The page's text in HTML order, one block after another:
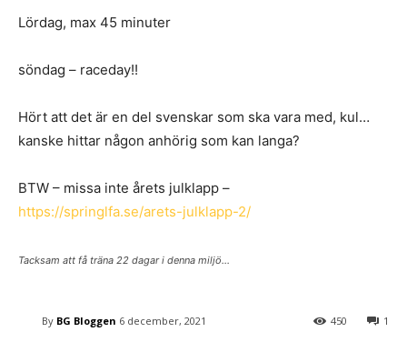
Lördag, max 45 minuter
söndag – raceday!!
Hört att det är en del svenskar som ska vara med, kul…
kanske hittar någon anhörig som kan langa?
BTW – missa inte årets julklapp –
https://springlfa.se/arets-julklapp-2/
Tacksam att få träna 22 dagar i denna miljö…
By BG Bloggen 6 december, 2021 1
450